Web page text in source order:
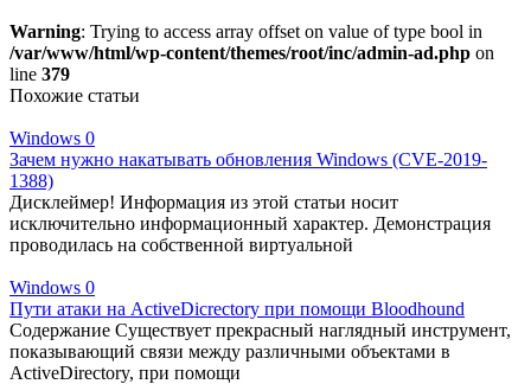
Warning: Trying to access array offset on value of type bool in
/var/www/html/wp-content/themes/root/inc/admin-ad.php on
line 379
Похожие статьи
Windows 0
Зачем нужно накатывать обновления Windows (CVE-2019-
1388)
Дисклеймер! Информация из этой статьи носит
исключительно информационный характер. Демонстрация
проводилась на собственной виртуальной
Windows 0
Пути атаки на ActiveDicrectory при помощи Bloodhound
Содержание Существует прекрасный наглядный инструмент,
показывающий связи между различными объектами в
ActiveDirectory, при помощи